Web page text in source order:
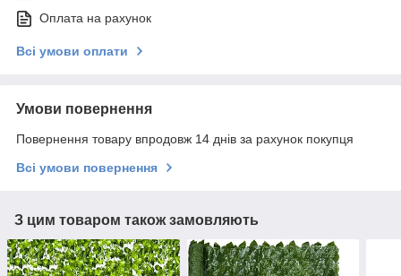
Оплата на рахунок
Всі умови оплати
Умови повернення
Повернення товару впродовж 14 днів за рахунок покупця
Всі умови повернення
З цим товаром також замовляють